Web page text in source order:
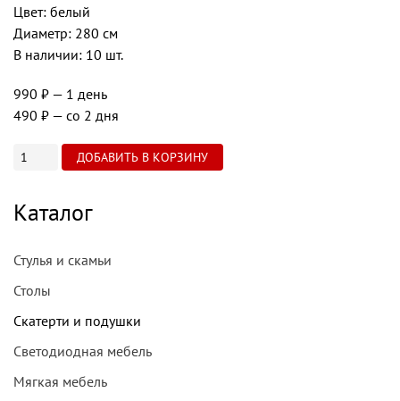
Цвет: белый
Диаметр: 280 см
В наличии: 10 шт.
990 ₽ — 1 день
490 ₽ — со 2 дня
Каталог
Стулья и скамьи
Столы
Скатерти и подушки
Светодиодная мебель
Мягкая мебель